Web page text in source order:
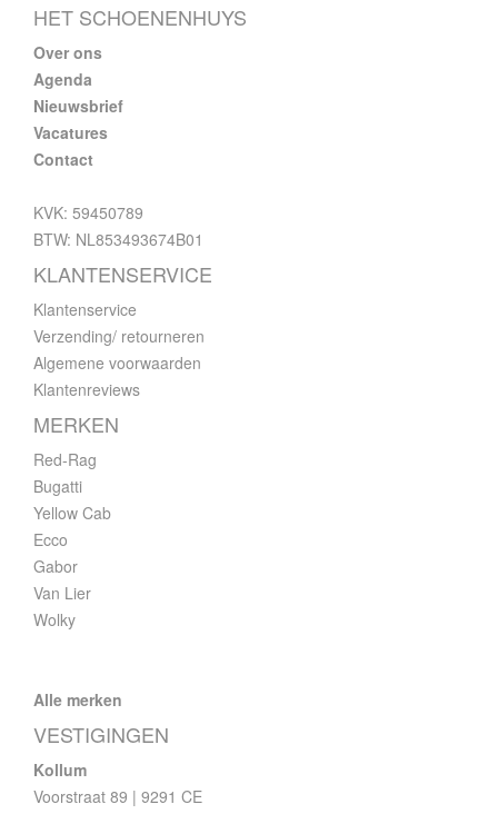
HET SCHOENENHUYS
Over ons
Agenda
Nieuwsbrief
Vacatures
Contact
KVK: 59450789
BTW: NL853493674B01
KLANTENSERVICE
Klantenservice
Verzending/ retourneren
Algemene voorwaarden
Klantenreviews
MERKEN
Red-Rag
Bugatti
Yellow Cab
Ecco
Gabor
Van Lier
Wolky
Alle merken
VESTIGINGEN
Kollum
Voorstraat 89 | 9291 CE